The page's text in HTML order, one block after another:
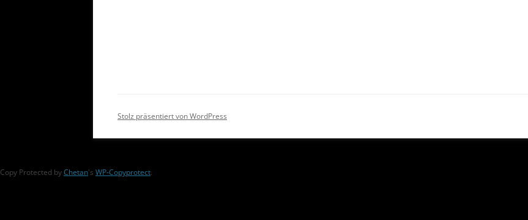
Stolz präsentiert von WordPress
Copy Protected by Chetan's WP-Copyprotect.